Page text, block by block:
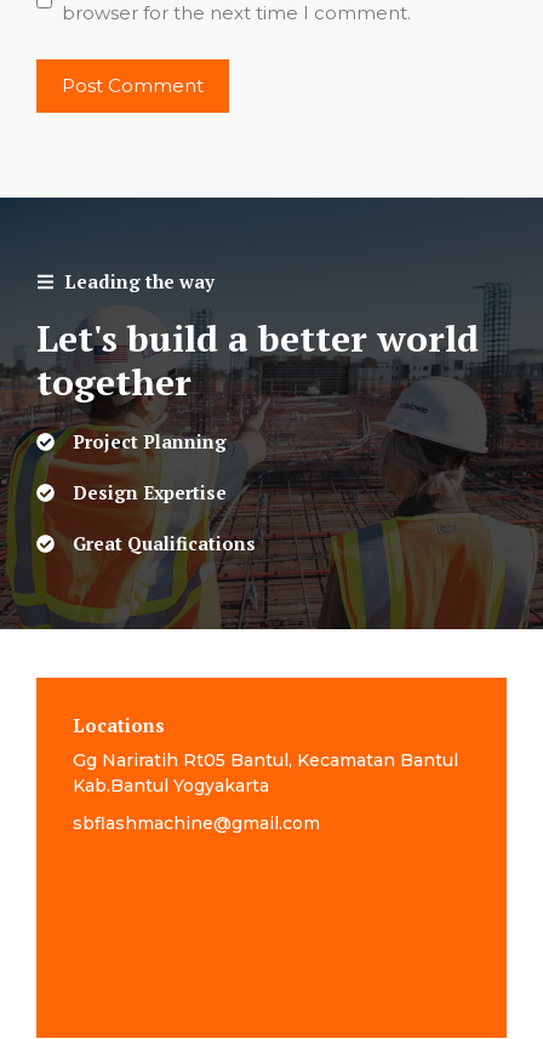
browser for the next time I comment.
Leading the way
Let's build a better world
together
Project Planning
Design Expertise
Great Qualifications
Locations
Gg Nariratih Rt05 Bantul, Kecamatan Bantul
Kab.Bantul Yogyakarta
sbflashmachine@gmail.com